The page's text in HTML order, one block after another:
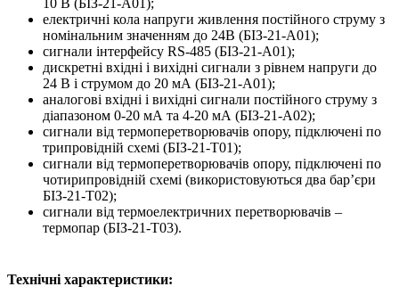
електричні кола напруги живлення постійного струму з
номінальним значенням до 24В (БІЗ-21-А01);
сигнали інтерфейсу RS-485 (БІЗ-21-А01);
дискретні вхідні і вихідні сигнали з рівнем напруги до
24 В і струмом до 20 мА (БІЗ-21-А01);
аналогові вхідні і вихідні сигнали постійного струму з
діапазоном 0-20 мА та 4-20 мА (БІЗ-21-А02);
сигнали від термоперетворювачів опору, підключені по
трипровідній схемі (БІЗ-21-Т01);
сигнали від термоперетворювачів опору, підключені по
чотирипровідній схемі (використовуються два бар’єри
БІЗ-21-Т02);
сигнали від термоелектричних перетворювачів –
термопар (БІЗ-21-Т03).
Технічні характеристики: